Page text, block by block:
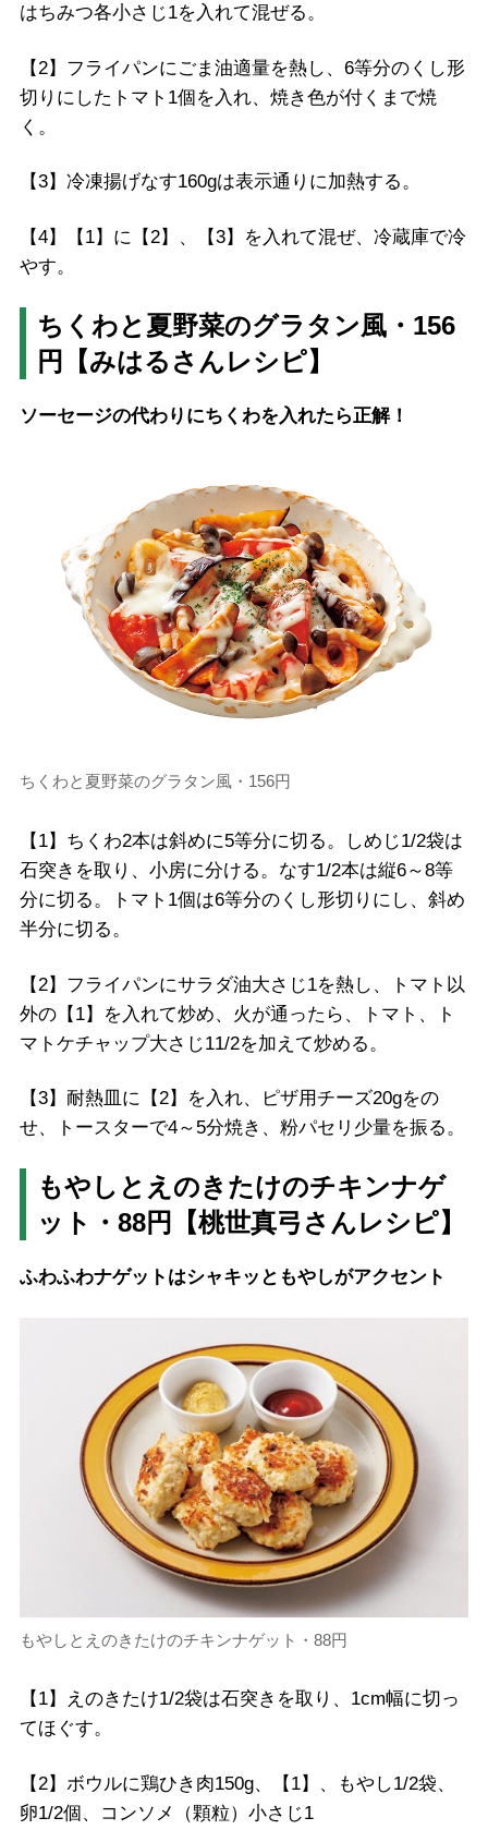
はちみつ各小さじ1を入れて混ぜる。
【2】フライパンにごま油適量を熱し、6等分のくし形
切りにしたトマト1個を入れ、焼き色が付くまで焼
く。
【3】冷凍揚げなす160gは表示通りに加熱する。
【4】【1】に【2】、【3】を入れて混ぜ、冷蔵庫で冷
やす。
ちくわと夏野菜のグラタン風・156
円【みはるさんレシピ】
ソーセージの代わりにちくわを入れたら正解！
ちくわと夏野菜のグラタン風・156円
【1】ちくわ2本は斜めに5等分に切る。しめじ1/2袋は
石突きを取り、小房に分ける。なす1/2本は縦6～8等
分に切る。トマト1個は6等分のくし形切りにし、斜め
半分に切る。
【2】フライパンにサラダ油大さじ1を熱し、トマト以
外の【1】を入れて炒め、火が通ったら、トマト、ト
マトケチャップ大さじ11/2を加えて炒める。
【3】耐熱皿に【2】を入れ、ピザ用チーズ20gをの
せ、トースターで4～5分焼き、粉パセリ少量を振る。
もやしとえのきたけのチキンナゲ
ット・88円【桃世真弓さんレシピ】
ふわふわナゲットはシャキッともやしがアクセント
もやしとえのきたけのチキンナゲット・88円
【1】えのきたけ1/2袋は石突きを取り、1cm幅に切っ
てほぐす。
【2】ボウルに鶏ひき肉150g、【1】、もやし1/2袋、
卵1/2個、コンソメ（顆粒）小さじ1